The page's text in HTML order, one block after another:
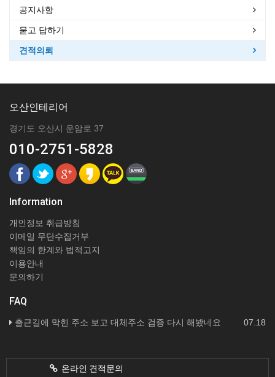
공지사항
묻고 답하기
견적의뢰
오산인테리어
경기도 오산시 운암로 37
010-2751-5828
Information
개인정보 취급방침
이메일 무단수집거부
책임의 한계와 법적고지
이용안내
문의하기
FAQ
07.18
출근길에 막힌 주소 보고 대체주소 검증 다시 해봤네요
온라인 견적문의